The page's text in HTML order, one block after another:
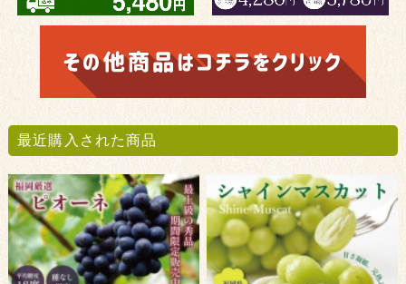
最近購入された商品